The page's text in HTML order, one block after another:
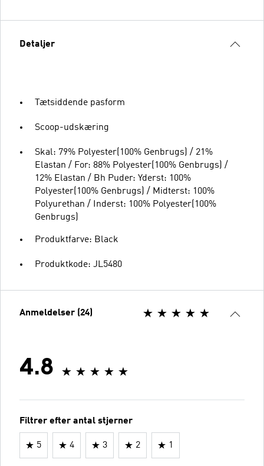
Detaljer
Tætsiddende pasform
Scoop-udskæring
Skal: 79% Polyester(100% Genbrugs) / 21%
Elastan / For: 88% Polyester(100% Genbrugs) /
12% Elastan / Bh Puder: Yderst: 100%
Polyester(100% Genbrugs) / Midterst: 100%
Polyurethan / Inderst: 100% Polyester(100%
Genbrugs)
Produktfarve: Black
Produktkode: JL5480
Anmeldelser (24)
4.8
Filtrer efter antal stjerner
5 4 3 2 1